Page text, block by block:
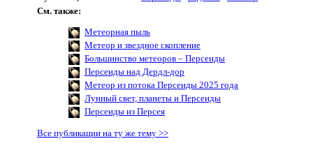
См. также:
Метеорная пыль
Метеор и звездное скопление
Большинство метеоров – Персеиды
Персеиды над Дердл-дор
Метеор из потока Персеиды 2025 года
Лунный свет, планеты и Персеиды
Персеиды из Персея
Все публикации на ту же тему >>